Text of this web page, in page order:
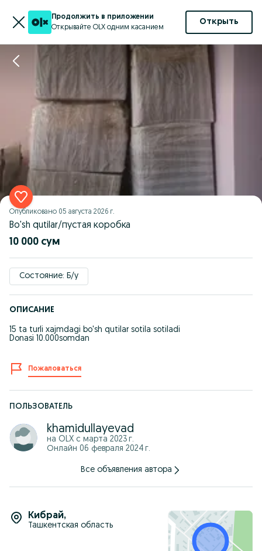
Продолжить в приложении
Открывайте OLX одним касанием
Открыть
Опубликовано 05 августа 2026 г.
Bo'sh qutilar/пустая коробка
10 000 сум
Состояние: Б/у
ОПИСАНИЕ
15 ta turli xajmdagi bo'sh qutilar sotila sotiladi
Donasi 10.000somdan
Пожаловаться
ПОЛЬЗОВАТЕЛЬ
khamidullayevad
на OLX с марта 2023 г.
Онлайн 06 февраля 2024 г.
Все объявления автора
Кибрай,
Ташкентская область